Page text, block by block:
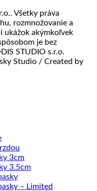
Všetky práva
rozmnožovanie a
ukážok akýmkoľvek
je bez
STUDIO s.r.o.
Studio / Created by
3cm
3.5cm
– Limited